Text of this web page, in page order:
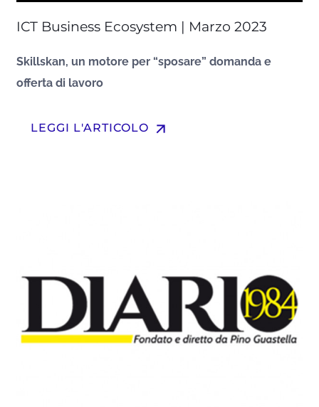
ICT Business Ecosystem | Marzo 2023
Skillskan, un motore per “sposare” domanda e
offerta di lavoro
LEGGI L'ARTICOLO arrow_upward